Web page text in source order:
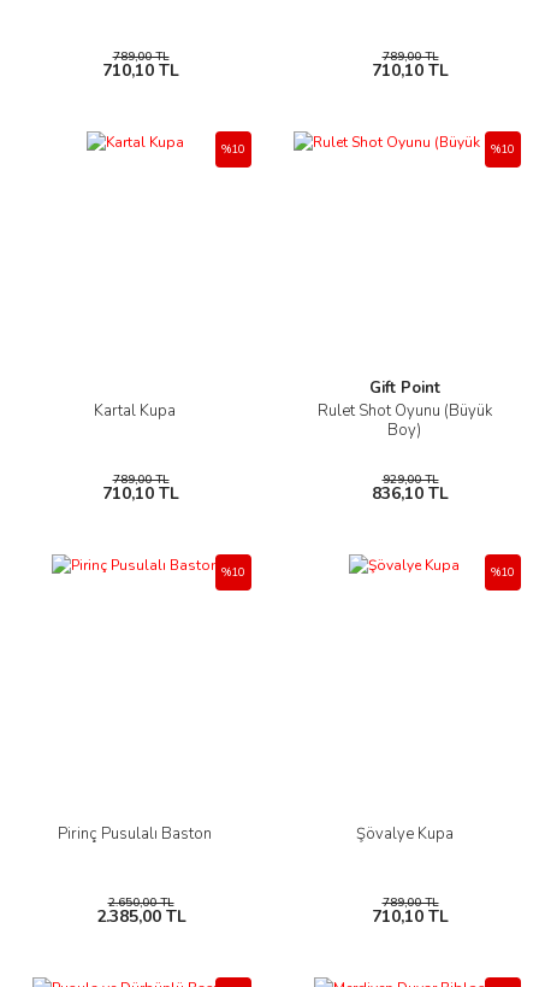
789,00 TL
710,10 TL
789,00 TL
710,10 TL
Kartal Kupa
%10
789,00 TL
710,10 TL
Gift Point
Rulet Shot Oyunu (Büyük
Boy)
%10
929,00 TL
836,10 TL
Pirinç Pusulalı Baston
%10
2.650,00 TL
2.385,00 TL
Şövalye Kupa
%10
789,00 TL
710,10 TL